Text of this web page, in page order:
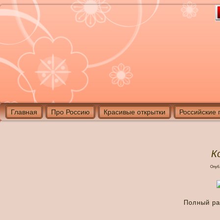
Главная Про Россию Красивые открытки Российские
Полный